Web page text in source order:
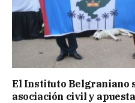
El Instituto Belgraniano
asociación civil y